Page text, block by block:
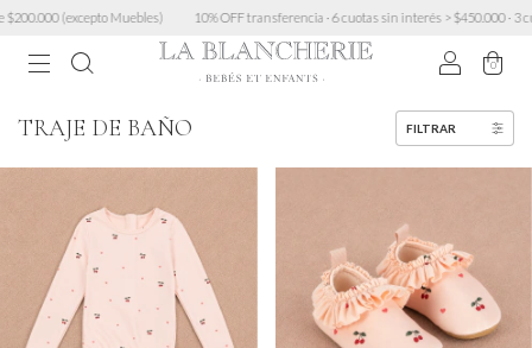
(excepto Muebles) 10% OFF transferencia · 6 cuotas sin interés > $450.000 · 3 cuotas
0
TRAJE DE BAÑO FILTRAR